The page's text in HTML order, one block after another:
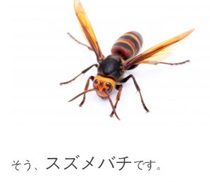
そう、 スズメバチです。